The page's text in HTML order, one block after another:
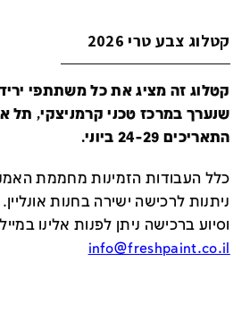
קטלוג צבע טרי 2026
שנערך במרכז טכני קרמניצקי, תל
התאריכים 24-29 ביוני.
כלל העבודות הזמינות מחממת
ניתנות לרכישה ישירה בחנות אונליין.
וסיוע ברכישה ניתן לפנות אלינו במייל
info@freshpaint.co.il